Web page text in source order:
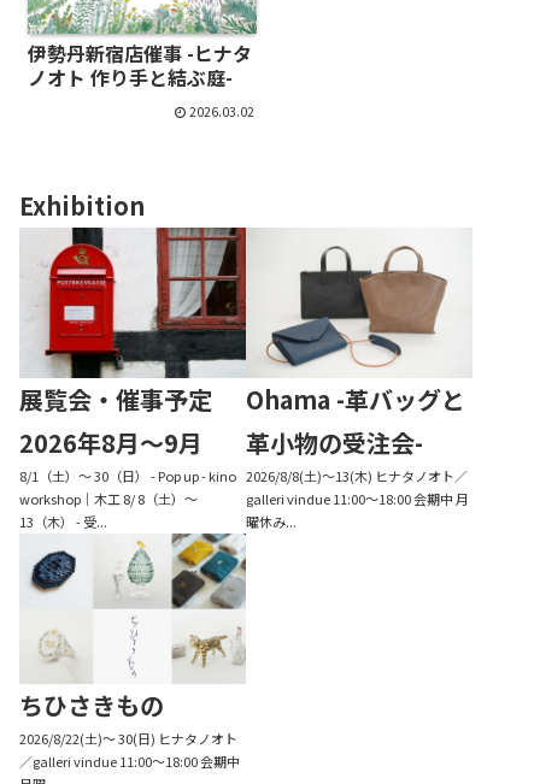
伊勢丹新宿店催事 -ヒナタ
ノオト 作り手と結ぶ庭-
2026.03.02
Exhibition
展覧会・催事予定
2026年8月〜9月
8/1（土）〜 30（日） - Pop up - kino
workshop｜木工 8/ 8（土）〜
13（木） - 受...
Ohama -革バッグと
革小物の受注会-
2026/8/8(土)〜13(木) ヒナタノオト／
galleri vindue 11:00～18:00 会期中 月
曜休み...
ちひさきもの
2026/8/22(土)〜 30(日) ヒナタノオト
／galleri vindue 11:00～18:00 会期中